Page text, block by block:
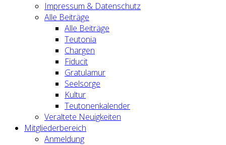
Impressum & Datenschutz
Alle Beiträge
Alle Beiträge
Teutonia
Chargen
Fiducit
Gratulamur
Seelsorge
Kultur
Teutonenkalender
Veraltete Neuigkeiten
Mitgliederbereich
Anmeldung